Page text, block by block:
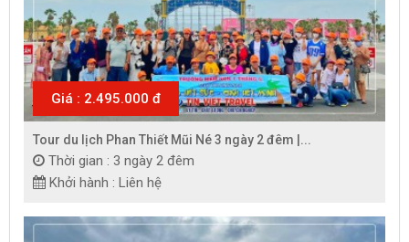
Giá : 2.495.000 đ
Tour du lịch Phan Thiết Mũi Né 3 ngày 2 đêm |...
Thời gian : 3 ngày 2 đêm
Khởi hành : Liên hệ